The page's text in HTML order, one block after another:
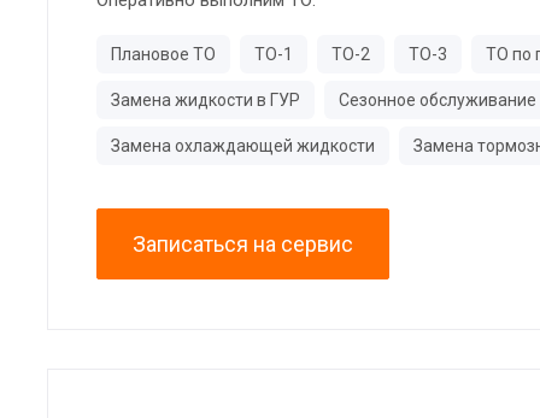
Плановое ТО ТО-1 ТО-2 ТО-3 ТО по
Замена жидкости в ГУР Сезонное обслуживание
Замена охлаждающей жидкости Замена
Записаться на сервис